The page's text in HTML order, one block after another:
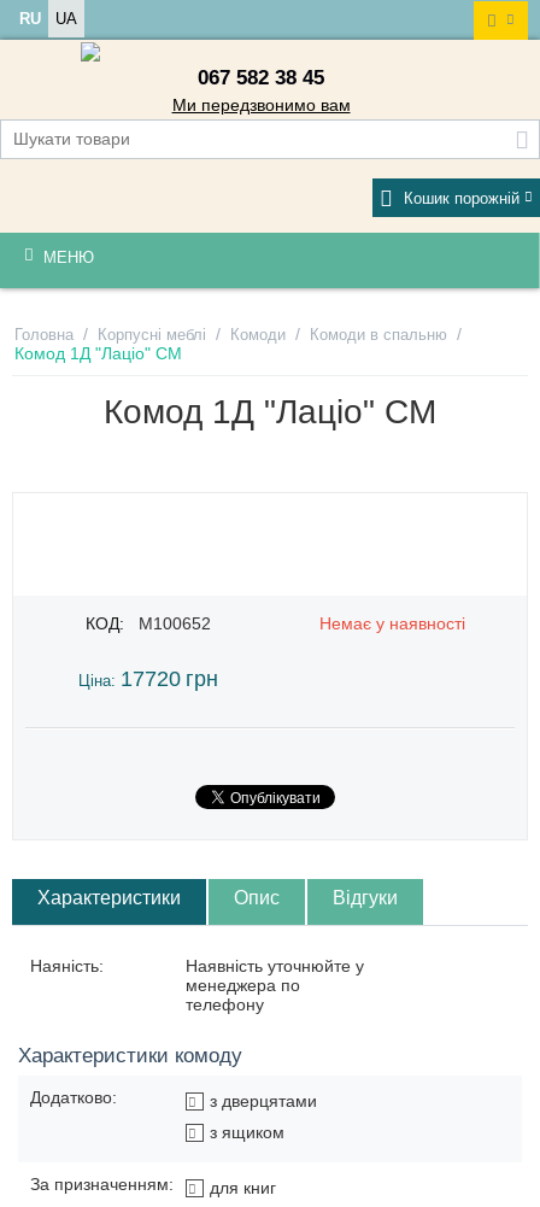
RU UA
067 582 38 45
Ми передзвонимо вам
Кошик порожній
МЕНЮ
Головна / Корпусні меблі / Комоди / Комоди в спальню /
Комод 1Д "Лаціо" СМ
Комод 1Д "Лаціо" СМ
КОД: M100652 Немає у наявності
Ціна: 17720 грн
Характеристики Опис Відгуки
Наяність:
Наявність уточнюйте у
менеджера по
телефону
Характеристики комоду
Додатково:
з дверцятами
з ящиком
За призначенням: для книг